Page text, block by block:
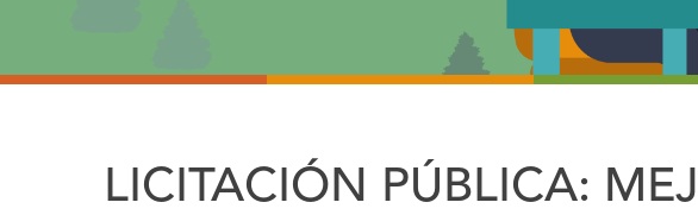
LICITACIÓN PÚBLICA: